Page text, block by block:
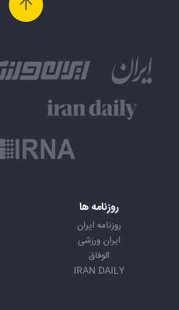
روزنامه ها
روزنامه ایران
ایران ورزشی
الوفاق
IRAN DAILY